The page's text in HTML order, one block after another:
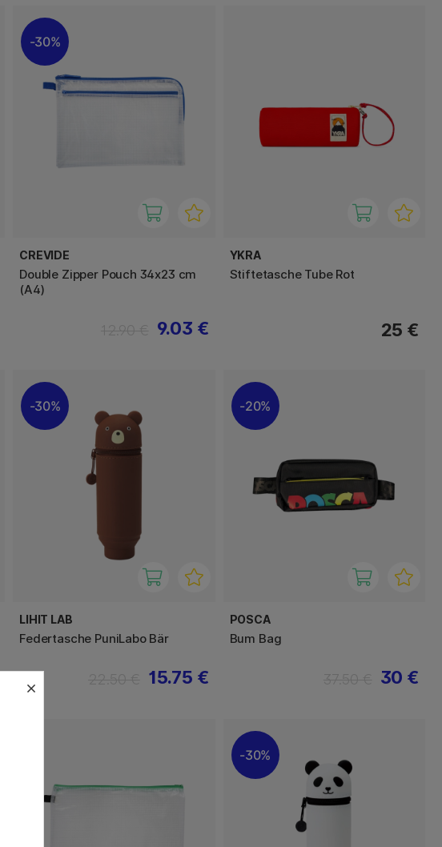
30%
CREVIDE
Double Zipper Pouch 34x23 cm
(A4)
9.03 €
YKRA
Stiftetasche Tube Rot
25 €
30%
LIHIT LAB
Federtasche PuniLabo Bär
15.75 €
20%
POSCA
Bum Bag
30 €
30%